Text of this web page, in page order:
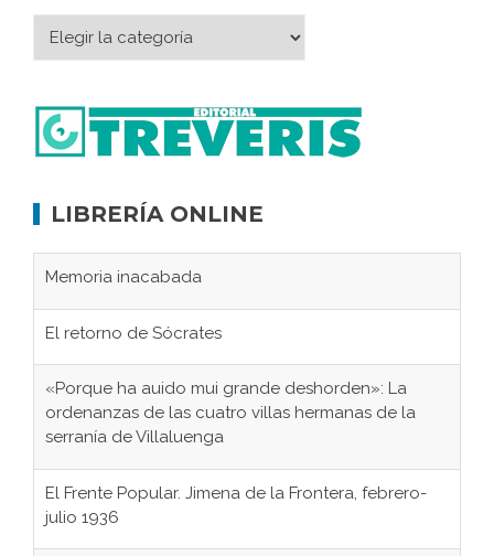
LIBRERÍA ONLINE
Memoria inacabada
El retorno de Sócrates
«Porque ha auido mui grande deshorden»: La
ordenanzas de las cuatro villas hermanas de la
serranía de Villaluenga
El Frente Popular. Jimena de la Frontera, febrero-
julio 1936